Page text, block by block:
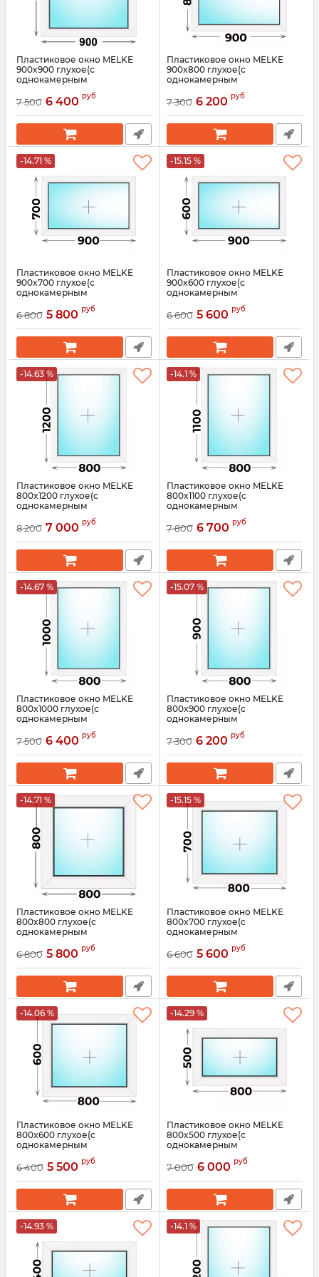
Пластиковое окно MELKE
900x900 глухое(с
однокамерным
Артикул: 3558
7 500 6 400 руб
Пластиковое окно MELKE
900x800 глухое(с
однокамерным
Артикул: 3557
7 300 6 200 руб
-14.71 %
Пластиковое окно MELKE
900x700 глухое(с
однокамерным
Артикул: 3556
6 800 5 800 руб
-15.15 %
Пластиковое окно MELKE
900x600 глухое(с
однокамерным
Артикул: 3555
6 600 5 600 руб
-14.63 %
Пластиковое окно MELKE
800x1200 глухое(с
однокамерным
Артикул: 3554
8 200 7 000 руб
-14.1 %
Пластиковое окно MELKE
800x1100 глухое(с
однокамерным
Артикул: 3553
7 800 6 700 руб
-14.67 %
Пластиковое окно MELKE
800x1000 глухое(с
однокамерным
Артикул: 3552
7 500 6 400 руб
-15.07 %
Пластиковое окно MELKE
800x900 глухое(с
однокамерным
Артикул: 3551
7 300 6 200 руб
-14.71 %
Пластиковое окно MELKE
800x800 глухое(с
однокамерным
Артикул: 3550
6 800 5 800 руб
-15.15 %
Пластиковое окно MELKE
800x700 глухое(с
однокамерным
Артикул: 3549
6 600 5 600 руб
-14.06 %
Пластиковое окно MELKE
800x600 глухое(с
однокамерным
Артикул: 3548
6 400 5 500 руб
-14.29 %
Пластиковое окно MELKE
800x500 глухое(с
однокамерным
Артикул: 3547
7 000 6 000 руб
-14.93 % -14.1 %